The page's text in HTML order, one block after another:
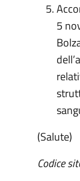
5
(Salute)
Codice